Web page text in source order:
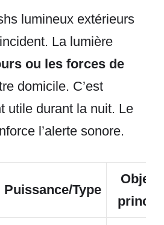
lumineux extérieurs
La lumière
ou les forces de
domicile. C’est
utile durant la nuit. Le
l’alerte sonore.
Puissance/Type